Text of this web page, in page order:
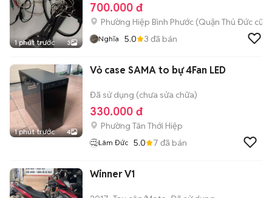
1 phút trước 3
700.000 đ
Phường Hiệp Bình Phước (Quận Thủ Đức cũ)
Nghĩa 5.0 3 đã bán
1 phút trước 4
Vỏ case SAMA to bự 4Fan LED
Đã sử dụng (chưa sửa chữa)
330.000 đ
Phường Tân Thới Hiệp
Lâm Đức 5.0 7 đã bán
Winner V1